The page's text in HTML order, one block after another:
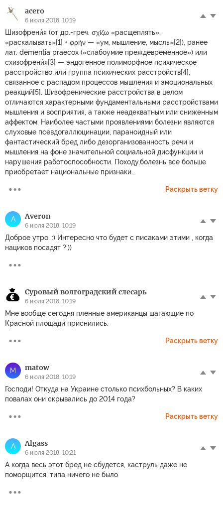
acero
6 июля 2018, 10:19
Шизофрени́я (от др.-греч. σχίζω «расщеплять»,
«раскалывать»[1] + φρήν — «ум, мышление, мысль»[2]), ранее
лат. dementia praecox («слабоумие преждевременное») или
схизофрени́я[3] — эндогенное полиморфное психическое
расстройство или группа психических расстройств[4],
связанное с распадом процессов мышления и эмоциональных
реакций[5]. Шизофренические расстройства в целом
отличаются характерными фундаментальными расстройствами
мышления и восприятия, а также неадекватным или сниженным
аффектом. Наиболее частыми проявлениями болезни являются
слуховые псевдогаллюцинации, параноидный или
фантастический бред либо дезорганизованность речи и
мышления на фоне значительной социальной дисфункции и
нарушения работоспособности. Походу,болезнь все больше
приобретает национальные признаки...
Раскрыть ветку
A Averon
6 июля 2018, 10:19
Доброе утро .:) Интересно что будет с писаками этими , когда
нациков посадят ?:))
Суровый волгоградский слесарь
6 июля 2018, 10:19
Мне вообще сегодня пленные американцы шагающие по
Красной площади приснились.
Раскрыть ветку
M matow
6 июля 2018, 10:19
Господи! Откуда на Украине столько психбольных? В каких
повалах они скрывались до 2014 года?
Раскрыть ветку
A Algass
6 июля 2018, 10:21
А когда весь этот бред не сбудется, каструль даже не
поморщится, типа ничего не было